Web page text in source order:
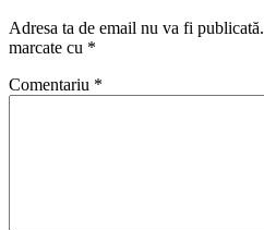
Adresa ta de email nu va fi publicată.
marcate cu *
Comentariu *